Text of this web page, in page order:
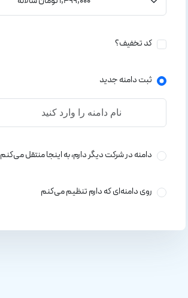
کد تخفیف؟
ثبت دامنه جدید
دامنه در شرکت دیگر دارم، به اینجا منتقل می‌کنم
روی دامنه‌ای که دارم تنظیم می‌کنم